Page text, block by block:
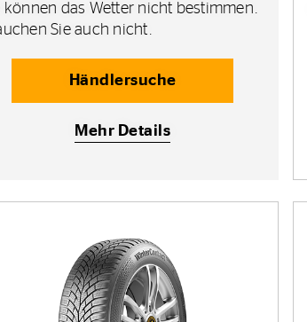
können das Wetter nicht bestimmen.
Sie auch nicht.
Händlersuche
Mehr Details